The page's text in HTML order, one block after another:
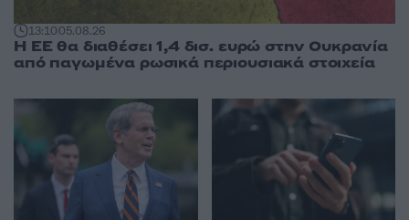
13:1005.08.26
Η ΕΕ θα διαθέσει 1,4 δισ. ευρώ στην Ουκρανία
από παγωμένα ρωσικά περιουσιακά στοιχεία